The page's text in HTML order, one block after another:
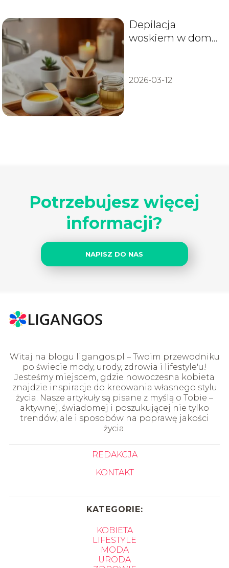
Depilacja
woskiem w domu
2026-03-12
Potrzebujesz więcej
informacji?
NAPISZ DO NAS
Witaj na blogu ligangos.pl – Twoim przewodniku
po świecie mody, urody, zdrowia i lifestyle'u!
Jesteśmy miejscem, gdzie nowoczesna kobieta
znajdzie inspiracje do kreowania własnego stylu
życia. Nasze artykuły są pisane z myślą o Tobie –
aktywnej, świadomej i poszukującej nie tylko
trendów, ale i sposobów na poprawę jakości
życia.
REDAKCJA
KONTAKT
KATEGORIE:
KOBIETA
LIFESTYLE
MODA
URODA